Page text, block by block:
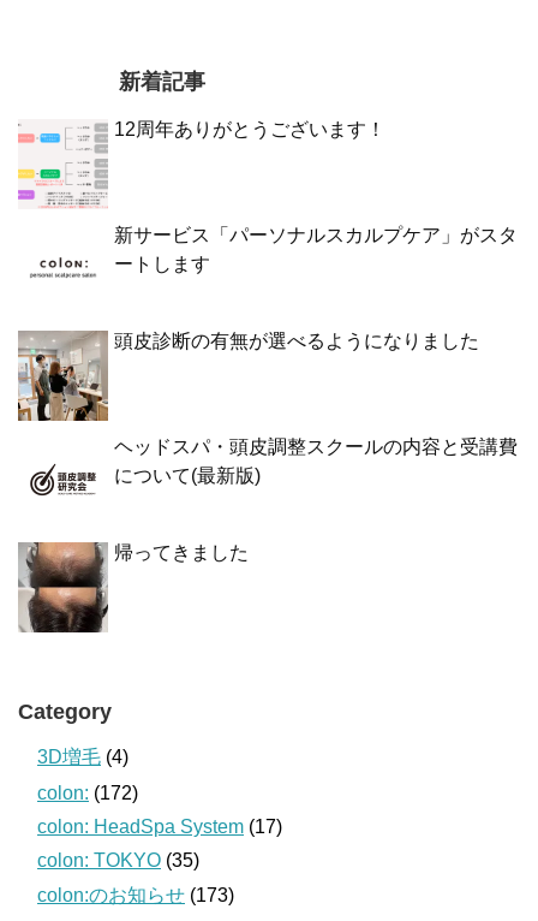
新着記事
12周年ありがとうございます！
新サービス「パーソナルスカルプケア」がスタ
ートします
頭皮診断の有無が選べるようになりました
ヘッドスパ・頭皮調整スクールの内容と受講費
について(最新版)
帰ってきました
Category
3D増毛 (4)
colon: (172)
colon: HeadSpa System (17)
colon: TOKYO (35)
colon:のお知らせ (173)